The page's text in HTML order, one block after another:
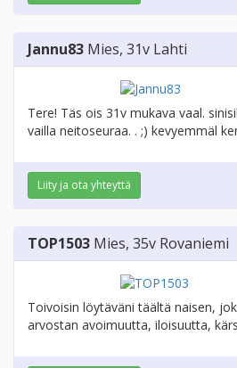
Jannu83 Mies, 31v Lahti
Tere! Täs ois 31v mukava vaal.
vailla neitoseuraa. . ;) kevyemmäl
Liity ja ota yhteyttä
TOP1503 Mies, 35v Rovaniemi
Toivoisin löytäväni täältä naisen,
arvostan avoimuutta, iloisuutta,